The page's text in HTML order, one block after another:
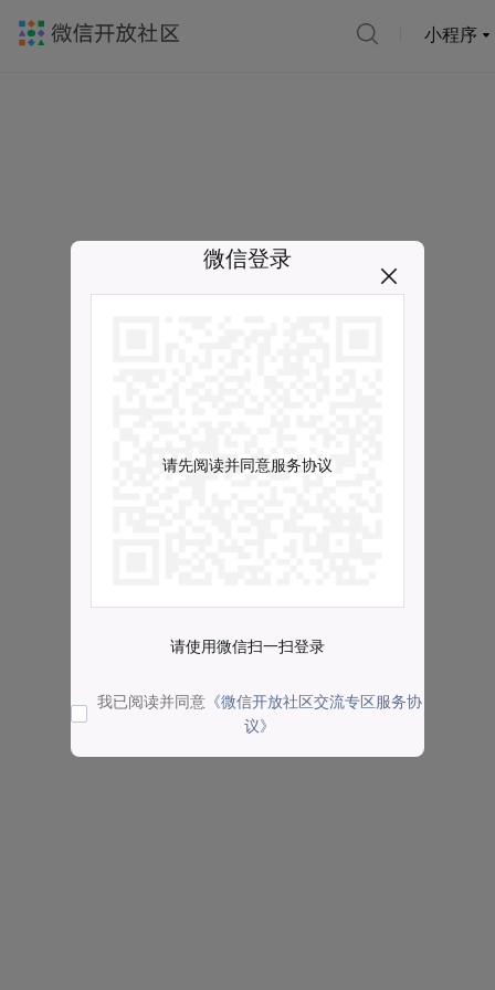
小程序
微信登录
请先阅读并同意服务协议
请使用微信扫一扫登录
我已阅读并同意 《微信开放社区交流专区服务协
议》